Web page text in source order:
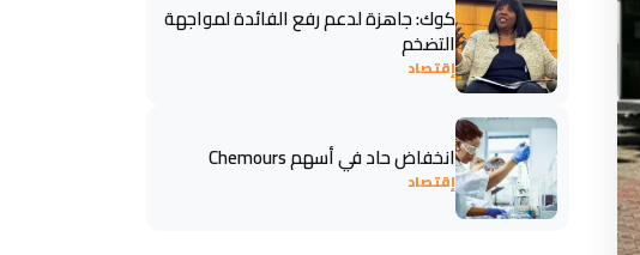
كوك: جاهزة لدعم رفع الفائدة لمواجهة
التضخم
إقتصاد
انخفاض حاد في أسهم Chemours
إقتصاد